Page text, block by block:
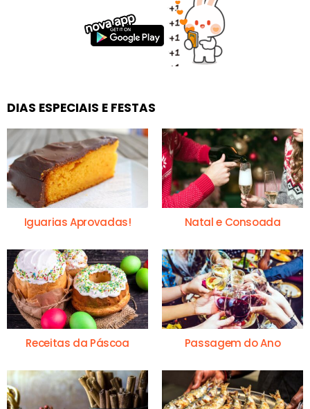
DIAS ESPECIAIS E FESTAS
Iguarias Aprovadas! Natal e Consoada
Receitas da Páscoa Passagem do Ano